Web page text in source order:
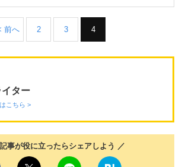
前へ 2 3 4
ター
こちら >
事が役に立ったらシェアしよう ／